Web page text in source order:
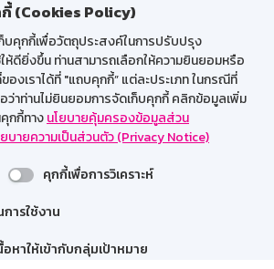
(Cookies Policy)
ก็บคุกกี้เพื่อวัตถุประสงค์ในการปรับปรุง
ดียิ่งขึ้น ท่านสามารถเลือกให้ความยินยอมหรือ
องเราได้ที่ "แถบคุกกี้” แต่ละประเภท ในกรณีที่
อว่าท่านไม่ยินยอมการจัดเก็บคุกกี้ คลิกข้อมูลเพิ่ม
กกี้ทางนโยบายคุ้มครองข้อมูลส่วน
บายความเป็นส่วนตัว (Privacy Notice)
คุกกี้เพื่อการวิเคราะห์
ารใช้งาน
หาให้เข้ากับกลุ่มเป้าหมาย
GSB Society:
สำหรับพนักงาน
GSB Wisdom
M-Search
เข้าสู่ระบบเน็ตเมล
ใช้งานได้ดีบนเว็บบราวเซอร์